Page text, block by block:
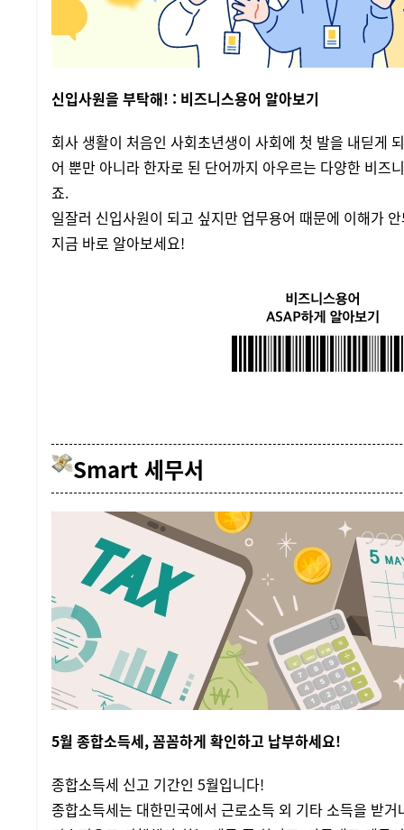
신입사원을 부탁해! : 비즈니스용어 알아보기
회사 생활이 처음인 사회초년생이 사회에 첫 발을 내딛게
어 뿐만 아니라 한자로 된 단어까지 아우르는 다양한 비즈
죠.
일잘러 신입사원이 되고 싶지만 업무용어 때문에 이해가
지금 바로 알아보세요!
Smart 세무서
5월 종합소득세, 꼼꼼하게 확인하고 납부하세요!
종합소득세 신고 기간인 5월입니다!
종합소득세는 대한민국에서 근로소득 외 기타 소득을 받